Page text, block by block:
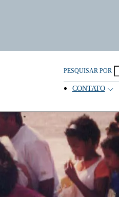
PESQUISAR POR
CONTATO